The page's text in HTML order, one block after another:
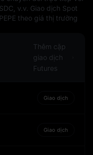
v.v. Giao dịch Spot
theo giá thị trường
Thêm cặp
giao dịch
Futures
Giao dịch
Giao dịch